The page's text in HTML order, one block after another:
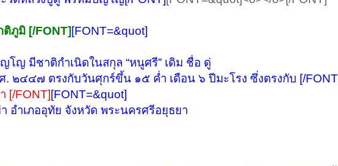
ภูมิ [/FONT] [FONT=&quot]
โญ มีชาติกำเนิดในสกุล “หนูศรี” เดิม ชื่อ ดู่
. ๒๔๔๗ ตรงกับวันศุกร์ขึ้น ๑๕ ค่ำ เดือน ๖ ปีมะโรง ซึ่งตรงกับ [/
[/FONT] [FONT=&quot]
อำเภออุทัย จังหวัด พระนครศรีอยุธยา